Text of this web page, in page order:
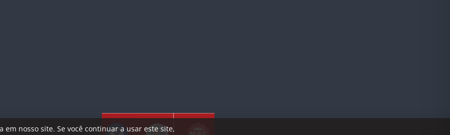
nosso site. Se você continuar a usar este site,